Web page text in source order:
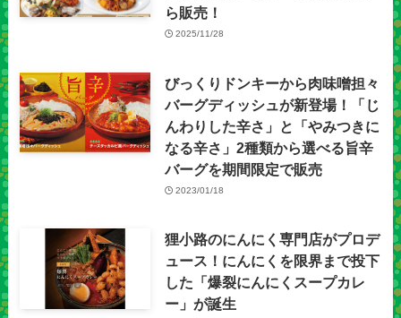
ら販売！
2025/11/28
びっくりドンキーから肉味噌担々
バーグディッシュが新登場！「じ
んわりした辛さ」と「やみつきに
なる辛さ」2種類から選べる旨辛
バーグを期間限定で販売
2023/01/18
狸小路のにんにく専門店がプロデ
ュース！にんにくを限界まで投下
した「爆裂にんにくスープカレ
ー」が誕生